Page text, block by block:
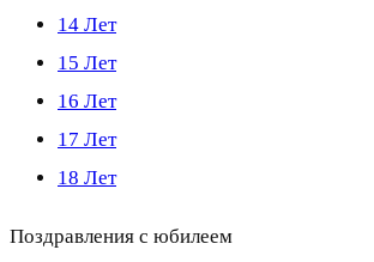
14 Лет
15 Лет
16 Лет
17 Лет
18 Лет
Поздравления с юбилеем